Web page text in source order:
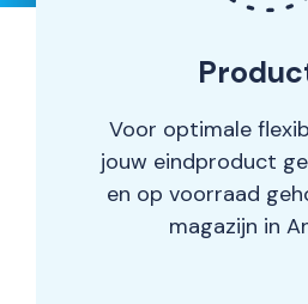
Voor optimale
jouw eindproduct
en op voorraad
magazijn in